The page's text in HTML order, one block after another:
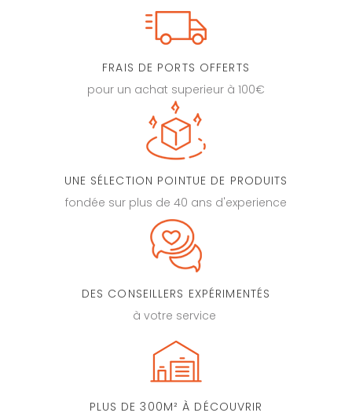
FRAIS DE PORTS OFFERTS
pour un achat superieur à 100€
UNE SÉLECTION POINTUE DE PRODUITS
fondée sur plus de 40 ans d'experience
DES CONSEILLERS EXPÉRIMENTÉS
à votre service
PLUS DE 300M² À DÉCOUVRIR